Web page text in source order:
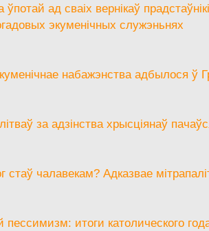
ад сваіх вернікаў
экуменічных служэньнях
набажэнства адбылося ў
за адзінства хрысціянаў
стаў чалавекам? Адказвае
итоги католического